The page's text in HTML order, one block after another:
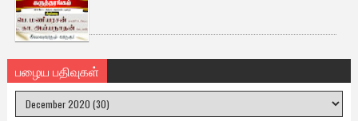
பழைய பதிவுகள்